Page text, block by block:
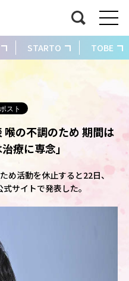
STARTO TOBE
の不調のため 期間は
療に専念」
め活動を休止すると22日、
サイトで発表した。